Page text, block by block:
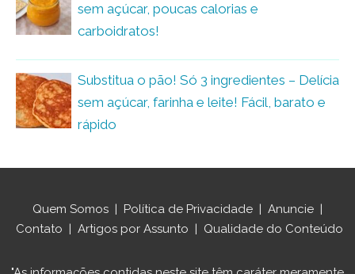
sem açúcar, poucas calorias e
carboidratos!
Substitua o pão! Só 3 ingredientes – Delícia
sem açúcar, farinha e leite! Fácil, barato e
rápido
Quem Somos | Política de Privacidade | Anuncie |
Contato | Artigos por Assunto | Qualidade do Conteúdo